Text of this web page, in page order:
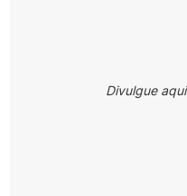
Divulgue aqui